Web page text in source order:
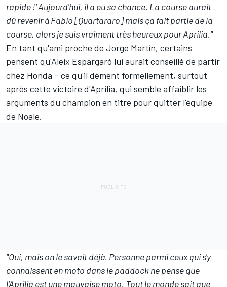
rapide !' Aujourd'hui, il a eu sa chance. La course aurait
dû revenir à Fabio [Quartararo] mais ça fait partie de la
course, alors je suis vraiment très heureux pour Aprilia."
En tant qu'ami proche de Jorge Martín, certains
pensent qu'Aleix Espargaró lui aurait conseillé de partir
chez Honda −ce qu'il dément formellement, surtout
après cette victoire d'Aprilia, qui semble affaiblir les
arguments du champion en titre pour quitter l'équipe
de Noale.
"Oui, mais on le savait déjà. Personne parmi ceux qui s'y
connaissent en moto dans le paddock ne pense que
l'Aprilia est une mauvaise moto. Tout le monde sait que